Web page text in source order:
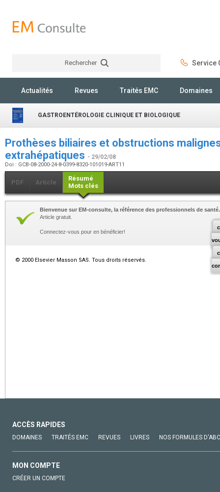
Rechercher Service
Actualités Revues Traités EMC Domaines
GASTROENTÉROLOGIE CLINIQUE ET BIOLOGIQUE
Prothèses biliaires et obstructions
extrahépatiques - 29/02/08
Doi : GCB-08-2000-24-8-0399-8320-101019-ART11
PDF Article
Résumé
Mots clés
Bienvenue sur EM-consulte, la référence des professionnels de santé.
Article gratuit.
Connectez-vous pour en bénéficier!
© 2000 Elsevier Masson SAS. Tous droits réservés.
ACCÈS RAPIDES
DOMAINES TRAITÉS EMC REVUES LIVRES NOS FORMULES
MON COMPTE
CRÉER UN COMPTE